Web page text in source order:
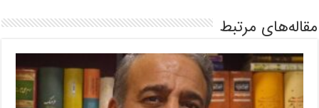
مقاله‌های مرتبط